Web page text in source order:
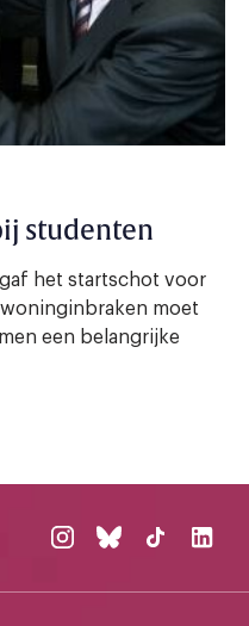
studenten
het startschot voor
moet
een belangrijke